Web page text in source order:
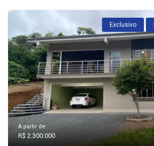
Exclusivo
A partir de:
R$ 2.300.000